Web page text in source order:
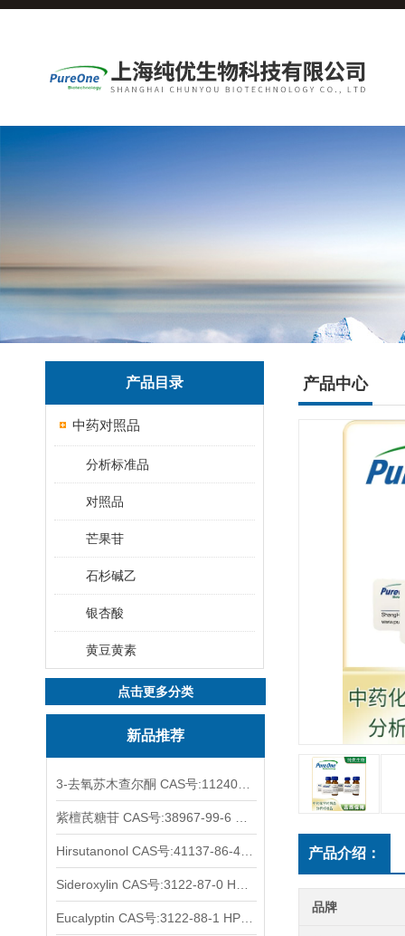
产品目录
中药对照品
分析标准品
对照品
芒果苷
石杉碱乙
银杏酸
黄豆黄素
点击更多分类
新品推荐
产品中心
产品介绍：
品牌